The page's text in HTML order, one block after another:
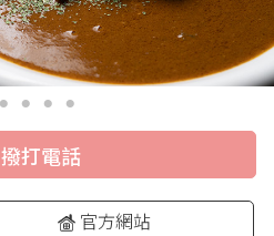
撥打電話
官方網站